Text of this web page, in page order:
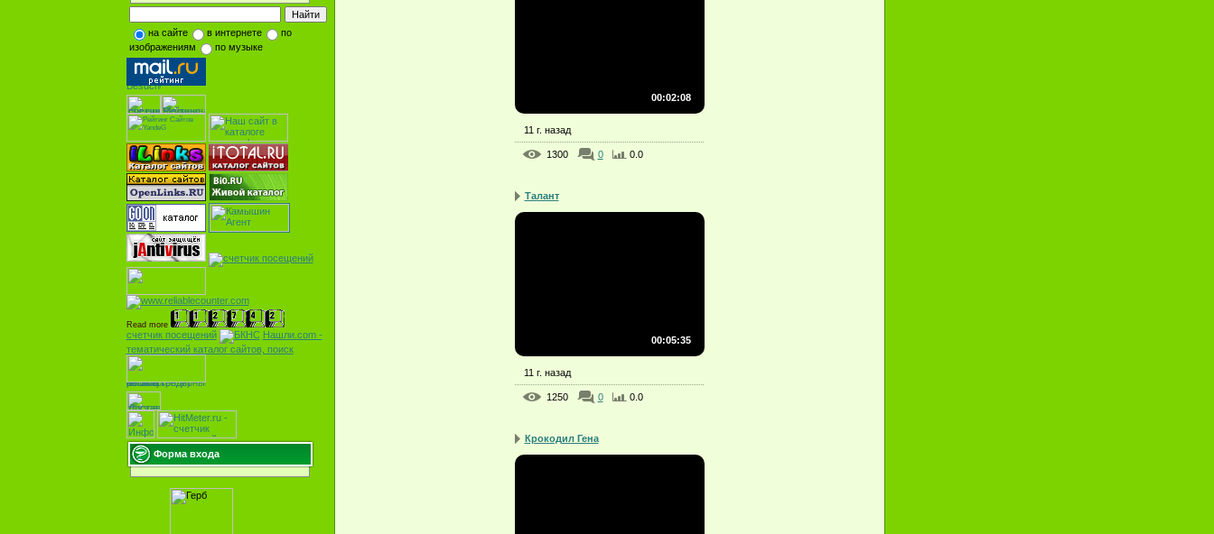
на сайте в интернете
по
изображениям
по музыке
Read more
счетчик посещений
Нашли.com -
тематическийкаталог сайтов, поиск
Форма входа
00:02:08
11 г. назад
1300 0 0.0
Талант
00:05:35
11 г. назад
1250 0 0.0
Крокодил Гена